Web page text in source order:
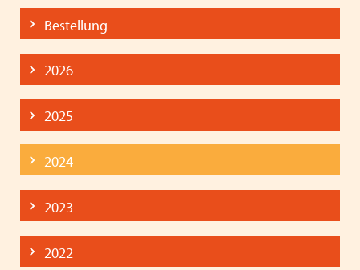
Bestellung
2026
2025
2024
2023
2022